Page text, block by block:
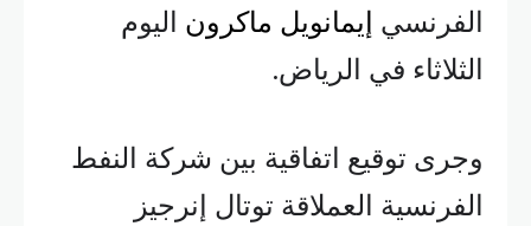
الفرنسي إيمانويل ماكرون اليوم
الثلاثاء في الرياض.
وجرى توقيع اتفاقية بين شركة النفط
الفرنسية العملاقة توتال إنرجيز